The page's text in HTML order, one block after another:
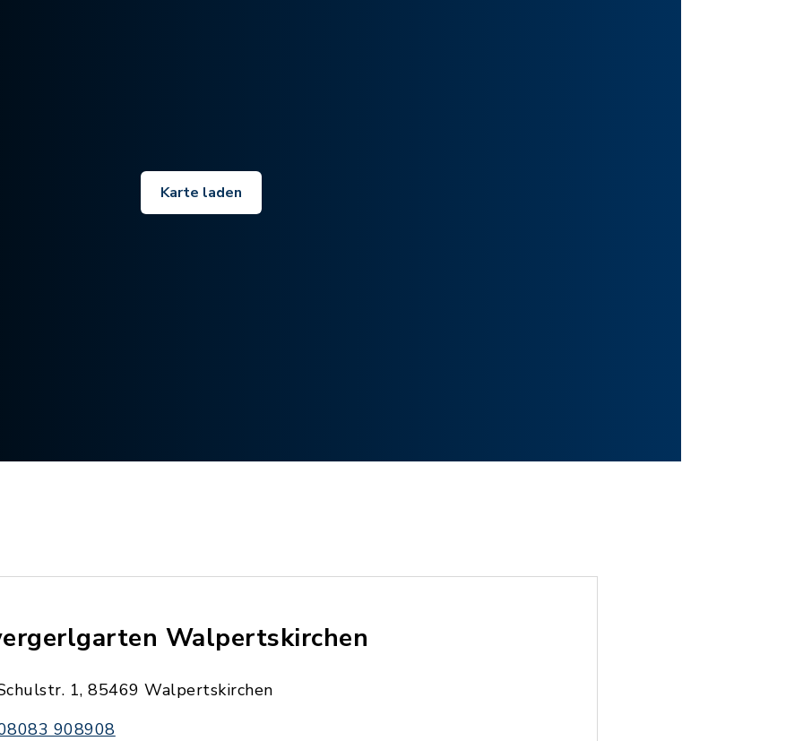
Karte laden
Walpertskirchen
1, 85469 Walpertskirchen
908908